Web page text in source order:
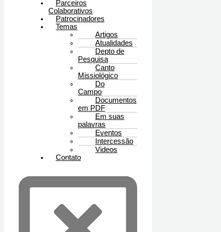
Parceiros
Colaborativos
Patrocinadores
Temas
Artigos
Atualidades
Depto de
Pesquisa
Canto
Missiológico
Do
Campo
Documentos
em PDF
Em suas
palavras
Eventos
Intercessão
Videos
Contato